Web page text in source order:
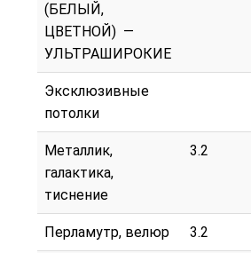
(БЕЛЫЙ,
ЦВЕТНОЙ) —
УЛЬТРАШИРОКИЕ
Эксклюзивные
потолки
Металлик,
галактика,
тиснение
3.2
Перламутр, велюр 3.2